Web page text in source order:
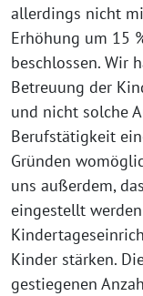
allerdings nicht
Erhöhung um 15
beschlossen. Wir
Betreuung der
und nicht solche
Berufstätigkeit
Gründen
uns außerdem,
eingestellt
Kinder stärken.
gestiegenen